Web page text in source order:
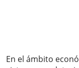
En el ámbito